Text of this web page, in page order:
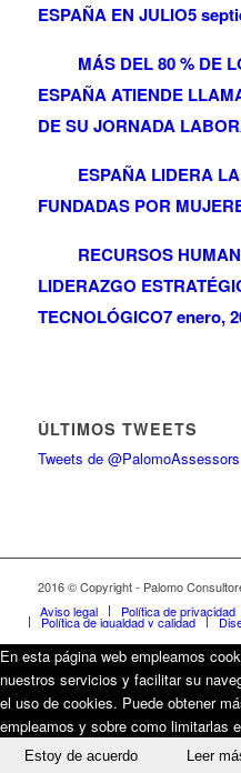
ESPAÑA EN JULIO5
MÁS DEL 80 % DE
ESPAÑA ATIENDE
DE SU JORNADA
ESPAÑA LIDERA
FUNDADAS POR
RECURSOS
LIDERAZGO
TECNOLÓGICO7 enero,
ÚLTIMOS TWEETS
Tweets de @PalomoAssessors
2016 © Copyright - Palomo
Aviso legal
Política de privacidad
Política de igualdad y calidad
En esta página web empleamos
nuestros servicios y facilitar su
el uso de cookies. Puede obtener
empleamos y sobre como limitarlas
Estoy de acuerdo Leer